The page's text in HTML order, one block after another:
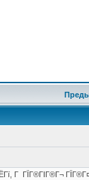
Г ГЇГ®ГІГ®Г¬